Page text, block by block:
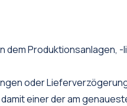
dem Produktionsanlagen,
oder
einer der am